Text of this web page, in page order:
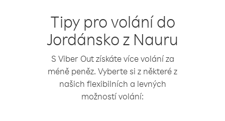
Tipy pro volání do
Jordánsko z Nauru
S Viber Out získáte více volání za
méně peněz. Vyberte si z některé z
našich flexibilních a levných
možností volání: